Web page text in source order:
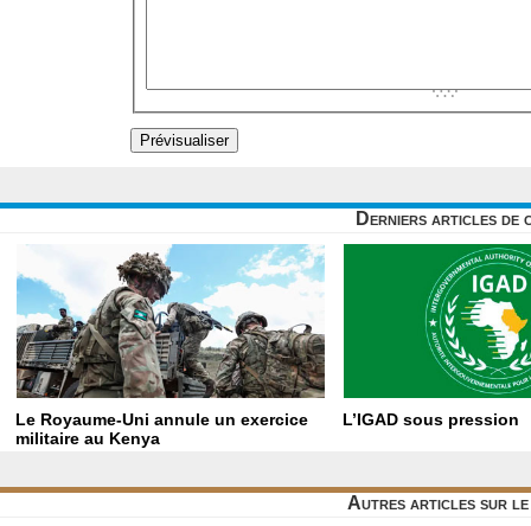
Derniers articles de
Le Royaume-Uni annule un exercice
militaire au Kenya
L’IGAD sous pression
Autres articles sur le